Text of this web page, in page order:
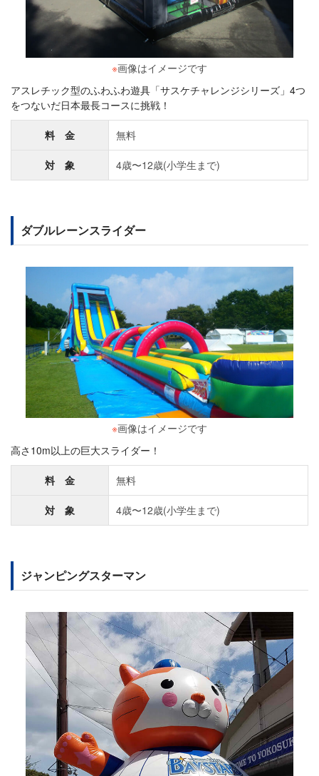
※画像はイメージです
アスレチック型のふわふわ遊具「サスケチャレンジシリーズ」4つ
をつないだ日本最長コースに挑戦！
料 金 無料
対 象 4歳〜12歳(小学生まで)
ダブルレーンスライダー
※画像はイメージです
高さ10m以上の巨大スライダー！
料 金 無料
対 象 4歳〜12歳(小学生まで)
ジャンピングスターマン